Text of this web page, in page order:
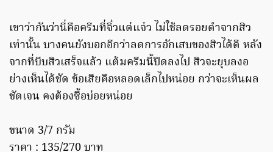
เขาว่ากันว่านี่คือครีมที่จิ๋วแต่แจ๋ว ไม่ใช้ลดรอยดำจากสิว
เท่านั้น บางคนยังบอกอีกว่าลดการอักเสบของสิวได้ดี หลัง
จากที่บีบสิวเสร็จแล้ว แต้มครีมนี้ปิดลงไป สิวจะยุบลงอ
ย่างเห็นได้ชัด ข้อเสียคือหลอดเล็กไปหน่อย กว่าจะเห็นผล
ชัดเจน คงต้องซื้อบ่อยหน่อย
ขนาด 3/7 กรัม
ราคา : 135/270 บาท